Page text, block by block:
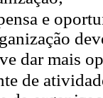
e
dar mais
de